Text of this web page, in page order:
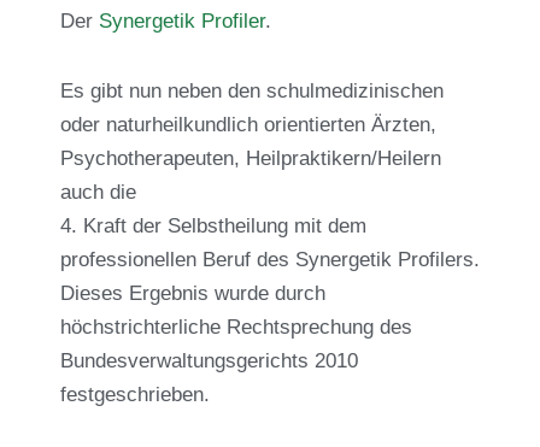
Der Synergetik Profiler.
Es gibt nun neben den schulmedizinischen
oder naturheilkundlich orientierten Ärzten,
Psychotherapeuten, Heilpraktikern/Heilern
auch die
4. Kraft der Selbstheilung mit dem
professionellen Beruf des Synergetik Profilers.
Dieses Ergebnis wurde durch
höchstrichterliche Rechtsprechung des
Bundesverwaltungsgerichts 2010
festgeschrieben.